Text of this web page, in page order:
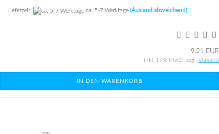
Lieferzeit: ca. 5-7 Werktage (Ausland abweichend)
9,21 EUR
inkl. 19% MwSt. zzgl. Versand
IN DEN WARENKORB